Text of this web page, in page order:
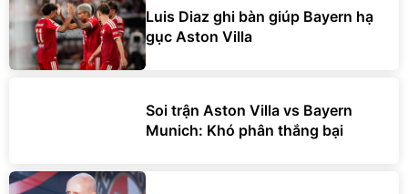
Luis Diaz ghi bàn giúp Bayern hạ
gục Aston Villa
Soi trận Aston Villa vs Bayern
Munich: Khó phân thắng bại